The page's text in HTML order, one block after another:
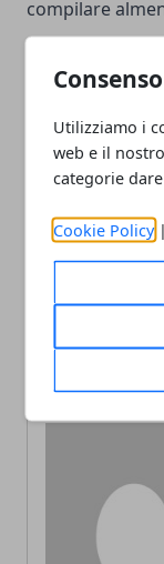
Utilizziamo i
web e il
categorie
Cookie Policy |
compilare
Facebook
Come degustare